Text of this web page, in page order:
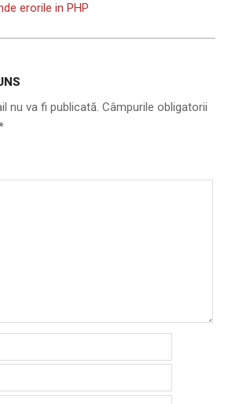
erorile in PHP
nu va fi publicată. Câmpurile obligatorii